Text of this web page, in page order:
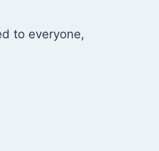
to everyone,